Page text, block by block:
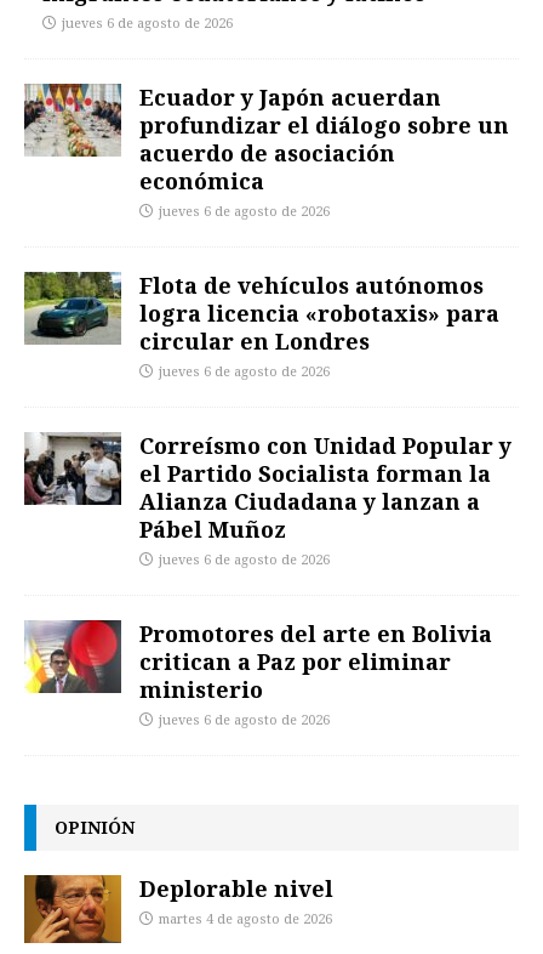
jueves 6 de agosto de 2026
Ecuador y Japón acuerdan
profundizar el diálogo sobre un
acuerdo de asociación
económica
jueves 6 de agosto de 2026
Flota de vehículos autónomos
logra licencia «robotaxis» para
circular en Londres
jueves 6 de agosto de 2026
Correísmo con Unidad Popular y
el Partido Socialista forman la
Alianza Ciudadana y lanzan a
Pábel Muñoz
jueves 6 de agosto de 2026
Promotores del arte en Bolivia
critican a Paz por eliminar
ministerio
jueves 6 de agosto de 2026
OPINIÓN
Deplorable nivel
martes 4 de agosto de 2026